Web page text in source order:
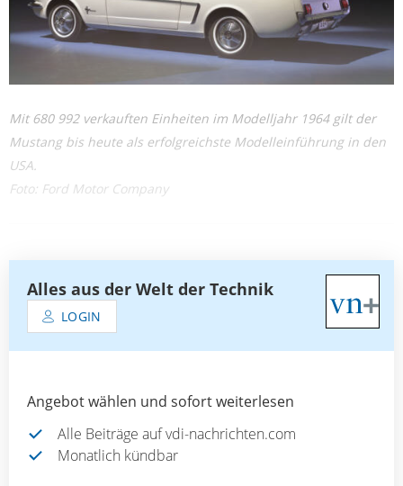
Mit 680 992 verkauften Einheiten im Modelljahr 1964 gilt der
Mustang bis heute als erfolgreichste Modelleinführung in den
USA.
Foto: Ford Motor Company
Alles aus der Welt der Technik
LOGIN
Angebot wählen und sofort weiterlesen
Alle Beiträge auf vdi-nachrichten.com
Monatlich kündbar